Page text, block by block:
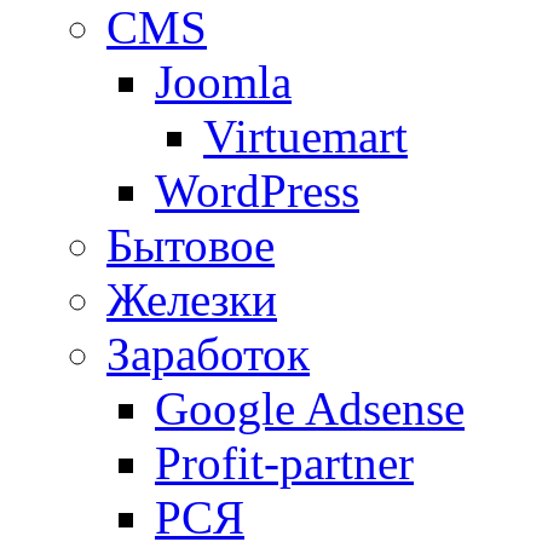
CMS
Joomla
Virtuemart
WordPress
Бытовое
Железки
Заработок
Google Adsense
Profit-partner
РСЯ